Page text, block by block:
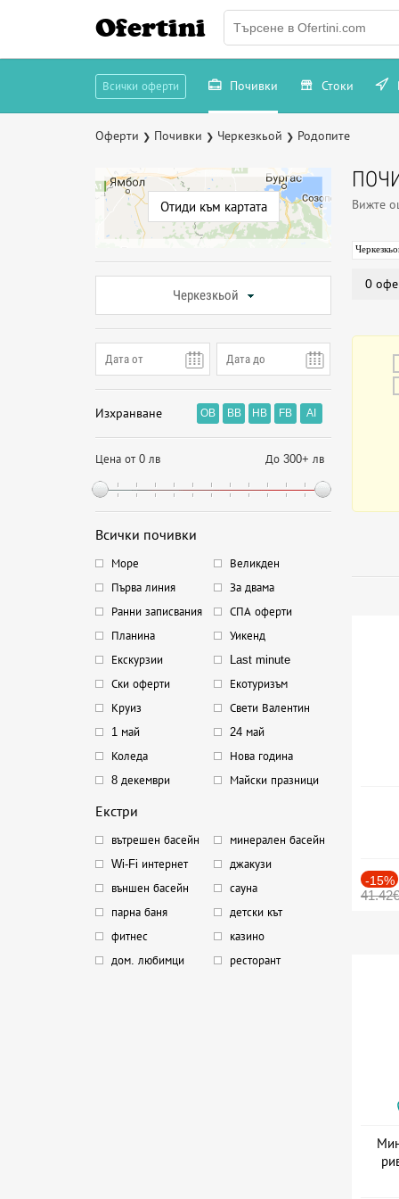
Ofertini
Всички оферти Почивки Стоки
Оферти ❯ Почивки ❯ Черкезкьой ❯ Родопите
Отиди към картата
Черкезкьой
Изхранване OB BB HB FB AI
Цена от 0 лв До 300+ лв
Всички почивки
Море
Великден
Първа линия
За двама
Ранни записвания
СПА оферти
Планина
Уикенд
Екскурзии
Last minute
Ски оферти
Екотуризъм
Круиз
Свети Валентин
1 май
24 май
Коледа
Нова година
8 декември
Майски празници
Екстри
вътрешен басейн
минерален басейн
Wi-Fi интернет
джакузи
външен басейн
сауна
парна баня
детски кът
фитнес
казино
дом. любимци
ресторант
Вижте
0
-15%
41.42€